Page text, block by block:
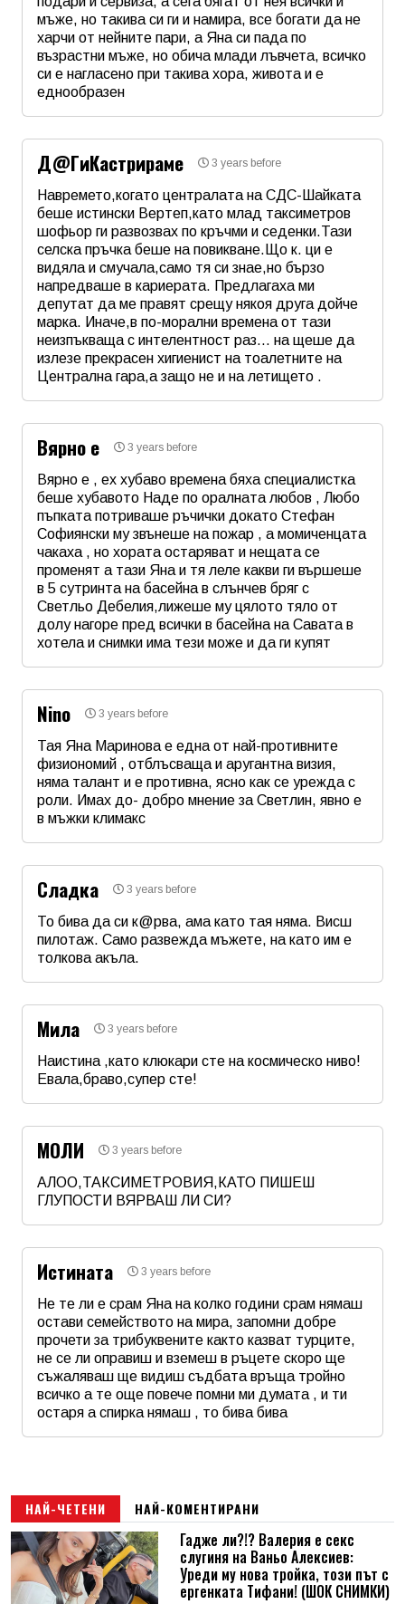
мъже, но такива си ги и намира, все богати да не
харчи от нейните пари, а Яна си пада по
възрастни мъже, но обича млади лъвчета, всичко
си е нагласено при такива хора, живота и е
еднообразен
Email
Коментар*
Д@ГиКастрираме 3 years before
Навремето,когато централата на СДС-Шайката
беше истински Вертеп,като млад таксиметров
шофьор ги развозвах по кръчми и седенки.Тази
селска пръчка беше на повикване.Що к. ци е
видяла и смучала,само тя си знае,но бързо
напредваше в кариерата. Предлагаха ми
депутат да ме правят срещу някоя друга дойче
марка. Иначе,в по-морални времена от тази
неизпъкваща с интелентност раз... на щеше да
излезе прекрасен хигиенист на тоалетните на
Централна гара,а защо не и на летището .
Email
Коментар*
Вярно е 3 years before
Вярно е , ех хубаво времена бяха специалистка
беше хубавото Наде по оралната любов , Любо
пъпката потриваше ръчички докато Стефан
Софиянски му звънеше на пожар , а момиченцата
чакаха , но хората остаряват и нещата се
променят а тази Яна и тя леле какви ги вършеше
в 5 сутринта на басейна в слънчев бряг с
Светльо Дебелия,лижеше му цялото тяло от
долу нагоре пред всички в басейна на Савата в
хотела и снимки има тези може и да ги купят
Коментар*
Nino 3 years before
Тая Яна Маринова е една от най-противните
физиономий , отблъсваща и аругантна визия,
няма талант и е противна, ясно как се урежда с
роли. Имах до- добро мнение за Светлин, явно е
в мъжки климакс
Сладка 3 years before
То бива да си к@рва, ама като тая няма. Висш
пилотаж. Само развежда мъжете, на като им е
толкова акъла.
Мила 3 years before
Наистина ,като клюкари сте на космическо ниво!
Евала,браво,супер сте!
МОЛИ 3 years before
АЛОО,ТАКСИМЕТРОВИЯ,КАТО ПИШЕШ
ГЛУПОСТИ ВЯРВАШ ЛИ СИ?
Коментар*
Истината 3 years before
Не те ли е срам Яна на колко години срам нямаш
остави семейството на мира, запомни добре
прочети за трибуквените както казват турците,
не се ли оправиш и вземеш в ръцете скоро ще
съжаляваш ще видиш съдбата връща тройно
всичко а те още повече помни ми думата , и ти
остаря а спирка нямаш , то бива бива
Email
Коментар*
НАЙ-ЧЕТЕНИ НАЙ-КОМЕНТИРАНИ
Гадже ли?!? Валерия е секс
слугиня на Ваньо Алексиев:
Уреди му нова тройка, този път с
ергенката Тифани! (ШОК СНИМКИ)